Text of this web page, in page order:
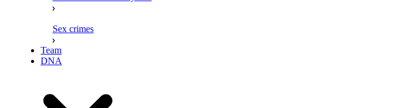
Sex crimes
Team
DNA